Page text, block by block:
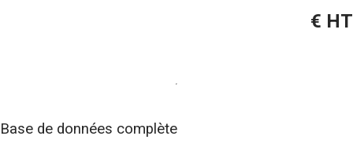
€ HT
Base de données complète